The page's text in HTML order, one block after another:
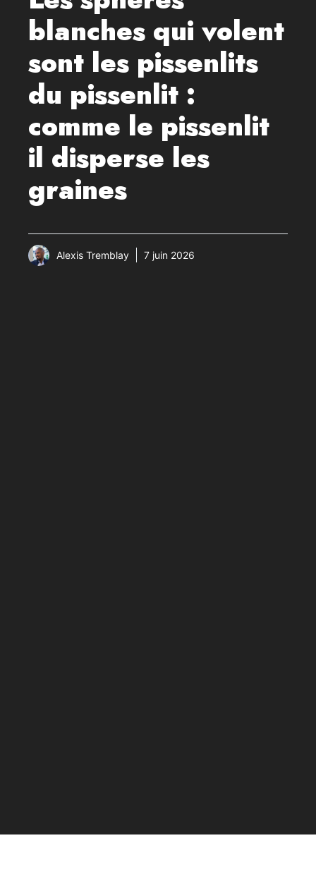
blanches qui volent
sont les pissenlits
du pissenlit :
comme le pissenlit
il disperse les
graines
Alexis Tremblay 7 juin 2026